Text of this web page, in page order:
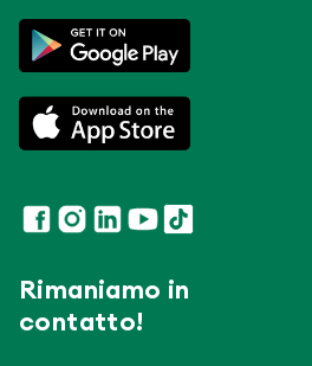
Rimaniamo in
contatto!